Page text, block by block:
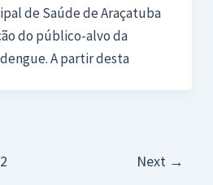
de Saúde de Araçatuba
do público-alvo da
A partir desta
2 Next →